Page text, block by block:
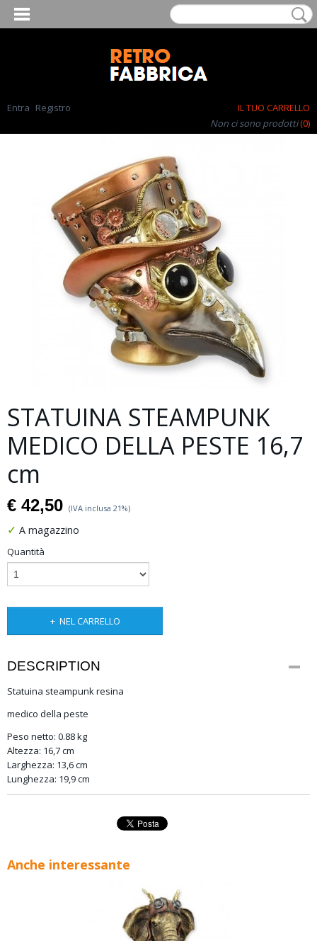
Entra Registro
IL TUO CARRELLO
Non ci sono prodotti(0)
STATUINA STEAMPUNK
MEDICO DELLA PESTE 16,7
cm
€ 42,50 (IVA inclusa 21%)
✓ A magazzino
Quantità
NEL CARRELLO
DESCRIPTION
Statuina steampunk resina
medico della peste
Peso netto: 0.88 kg
Altezza: 16,7 cm
Larghezza: 13,6 cm
Lunghezza: 19,9 cm
Anche interessante